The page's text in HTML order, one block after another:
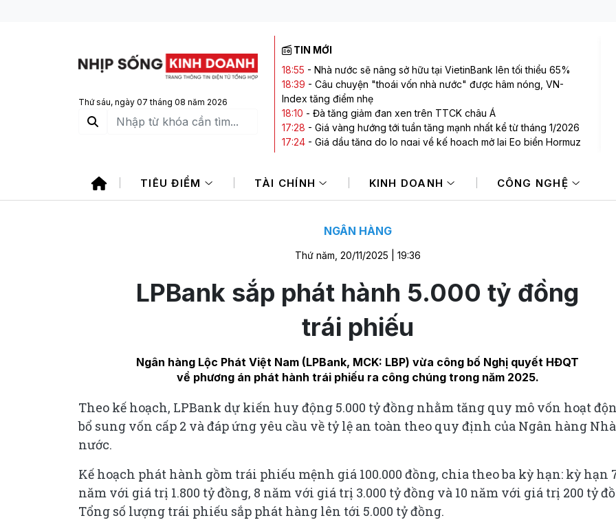
Thứ sáu, ngày 07 tháng 08 năm 2026
TIN MỚI
18:55 - Nhà nước sẽ nâng sở hữu tại VietinBank lên tối thiểu 65%
18:39 - Câu chuyện "thoái vốn nhà nước" được hâm nóng, VN-
Index tăng điểm nhẹ
18:10 - Đà tăng giảm đan xen trên TTCK châu Á
17:28 - Giá vàng hướng tới tuần tăng mạnh nhất kể từ tháng 1/2026
17:24 - Giá dầu tăng do lo ngại về kế hoạch mở lại Eo biển Hormuz
TIÊU ĐIỂM TÀI CHÍNH KINH DOANH CÔNG NGHỆ
NGÂN HÀNG
Thứ năm, 20/11/2025 | 19:36
LPBank sắp phát hành 5.000 tỷ đồng
trái phiếu
Ngân hàng Lộc Phát Việt Nam (LPBank, MCK: LBP) vừa công bố Nghị quyết HĐQT
về phương án phát hành trái phiếu ra công chúng trong năm 2025.
Theo kế hoạch, LPBank dự kiến huy động 5.000 tỷ đồng nhằm tăng quy mô vốn hoạt
bổ sung vốn cấp 2 và đáp ứng yêu cầu về tỷ lệ an toàn theo quy định của Ngân hàng Nhà
nước.
Kế hoạch phát hành gồm trái phiếu mệnh giá 100.000 đồng, chia theo ba kỳ hạn: kỳ hạn
năm với giá trị 1.800 tỷ đồng, 8 năm với giá trị 3.000 tỷ đồng và 10 năm với giá trị 200 tỷ
Tổng số lượng trái phiếu sắp phát hàng lên tới 5.000 tỷ đồng.